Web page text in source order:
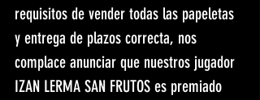
requisitos de vender todas las papeletas
y entrega de plazos correcta, nos
complace anunciar que nuestros jugador
IZAN LERMA SAN FRUTOS es premiado